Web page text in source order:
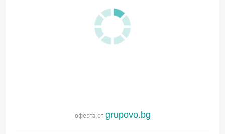
оферта от grupovo.bg